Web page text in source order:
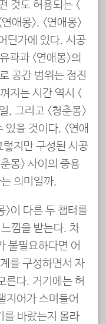
것도 허용되는 <
애몽>. <연애몽>
딘가에 있다. 시공
곽과 <연애몽>의
공간 범위는 점진
지는 시간 역시 <
, 그리고 <청춘몽>
있을 것이다. <연애
지만 구성된 시공
몽> 사이의 중용
의미일까.
>이 다른 두 챕터를
낌을 받는다. 차
불필요하다면 어
를 구성하면서 자
른다. 거기에는 허
지어가 스며들어
를 바랐는지 몰라